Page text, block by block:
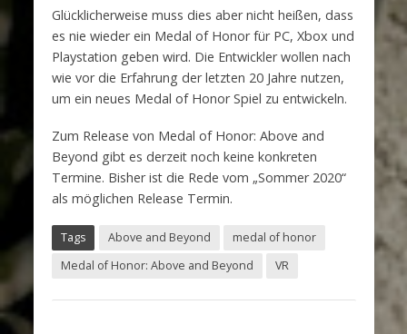
Glücklicherweise muss dies aber nicht heißen, dass
es nie wieder ein Medal of Honor für PC, Xbox und
Playstation geben wird. Die Entwickler wollen nach
wie vor die Erfahrung der letzten 20 Jahre nutzen,
um ein neues Medal of Honor Spiel zu entwickeln.
Zum Release von Medal of Honor: Above and
Beyond gibt es derzeit noch keine konkreten
Termine. Bisher ist die Rede vom „Sommer 2020“
als möglichen Release Termin.
Tags Above and Beyond
medal of honor
Medal of Honor: Above and Beyond
VR